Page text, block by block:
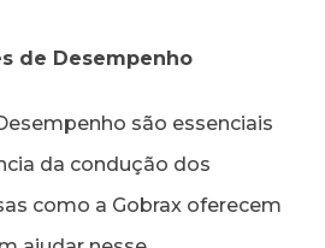
de Desempenho
são essenciais
da condução dos
como a Gobrax oferecem